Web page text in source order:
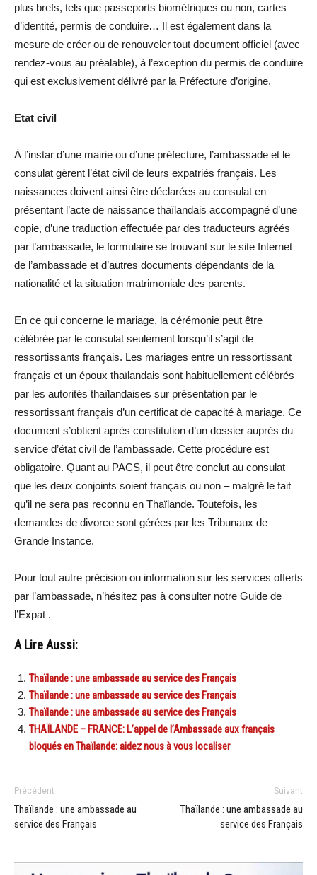
plus brefs, tels que passeports biométriques ou non, cartes
d’identité, permis de conduire… Il est également dans la
mesure de créer ou de renouveler tout document officiel (avec
rendez-vous au préalable), à l’exception du permis de conduire
qui est exclusivement délivré par la Préfecture d’origine.
Etat civil
À l’instar d’une mairie ou d’une préfecture, l’ambassade et le
consulat gèrent l’état civil de leurs expatriés français. Les
naissances doivent ainsi être déclarées au consulat en
présentant l’acte de naissance thaïlandais accompagné d’une
copie, d’une traduction effectuée par des traducteurs agréés
par l’ambassade, le formulaire se trouvant sur le site Internet
de l’ambassade et d’autres documents dépendants de la
nationalité et la situation matrimoniale des parents.
En ce qui concerne le mariage, la cérémonie peut être
célébrée par le consulat seulement lorsqu’il s’agit de
ressortissants français. Les mariages entre un ressortissant
français et un époux thaïlandais sont habituellement célébrés
par les autorités thaïlandaises sur présentation par le
ressortissant français d’un certificat de capacité à mariage. Ce
document s’obtient après constitution d’un dossier auprès du
service d’état civil de l’ambassade. Cette procédure est
obligatoire. Quant au PACS, il peut être conclut au consulat –
que les deux conjoints soient français ou non – malgré le fait
qu’il ne sera pas reconnu en Thaïlande. Toutefois, les
demandes de divorce sont gérées par les Tribunaux de
Grande Instance.
Pour tout autre précision ou information sur les services offerts
par l’ambassade, n’hésitez pas à consulter notre Guide de
l’Expat .
A Lire Aussi:
Thaïlande : une ambassade au service des Français
Thaïlande : une ambassade au service des Français
Thaïlande : une ambassade au service des Français
THAÏLANDE – FRANCE: L’appel de l’Ambassade aux français
bloqués en Thaïlande: aidez nous à vous localiser
Précédent
Thaïlande : une ambassade au
service des Français
Suivant
Thaïlande : une ambassade au
service des Français